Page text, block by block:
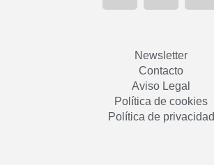
Newsletter
Contacto
Aviso Legal
Política de cookies
Política de privacidad